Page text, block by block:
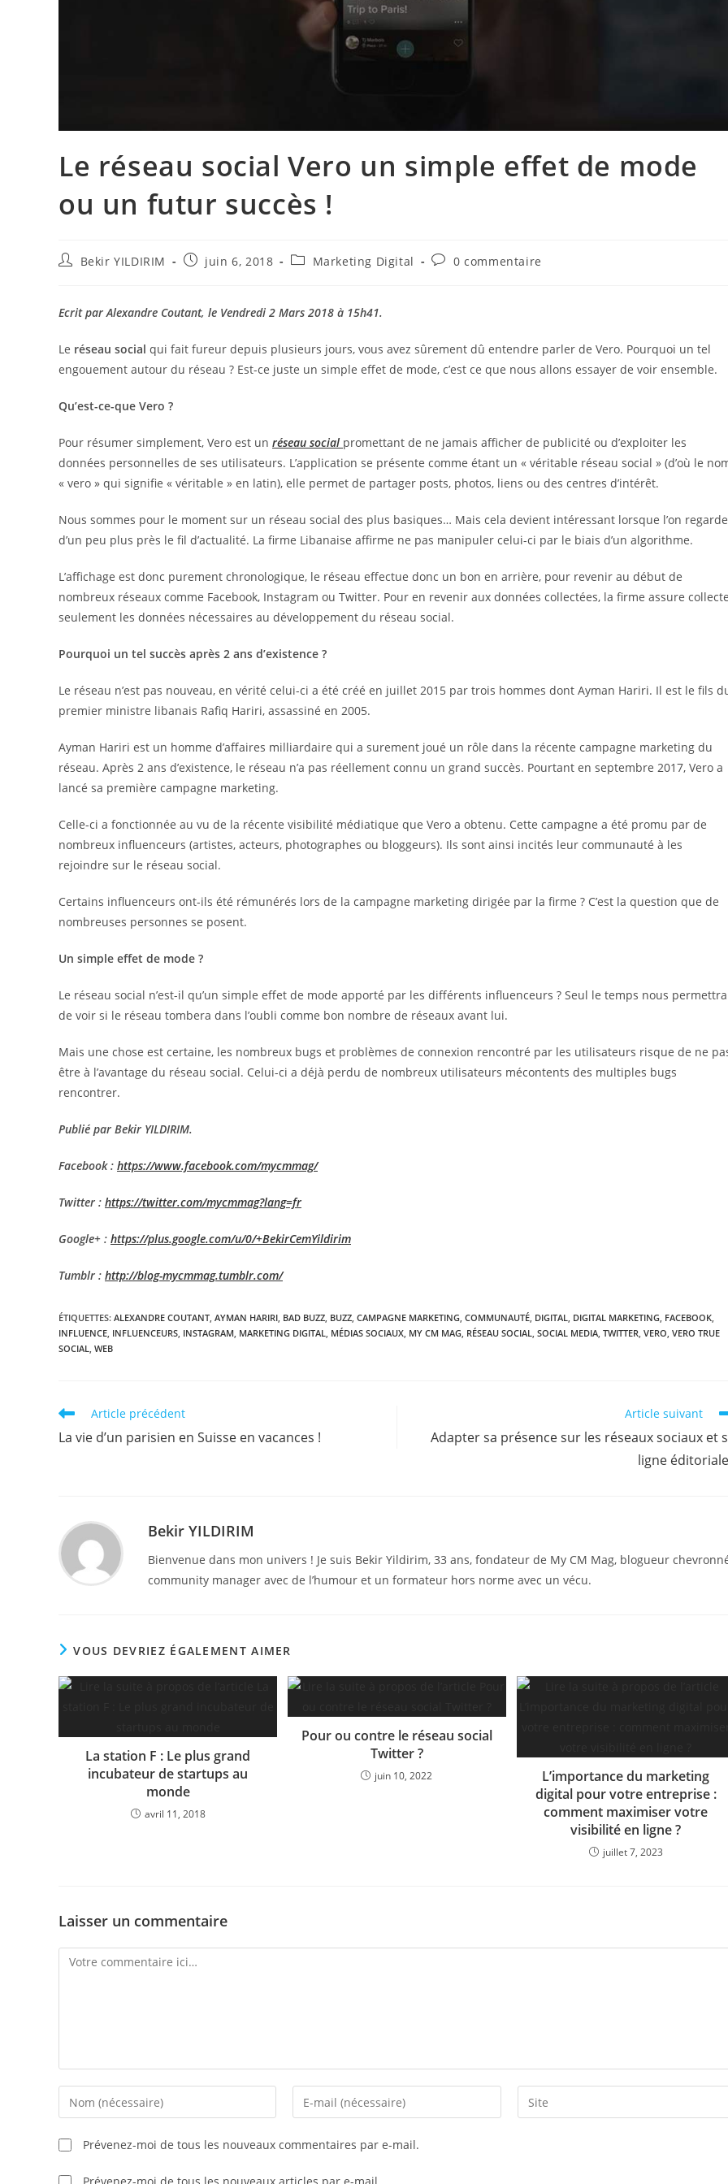
Le réseau social Vero un simple effet de mode
ou un futur succès !
Auteur/autrice
publication :
Bekir YILDIRIM
Publication
juin 6, 2018
PostMarketing Digital
Commentaires
0 commentaire
Ecrit par Alexandre Coutant, le Vendredi 2 Mars 2018 à 15h41.
Le réseau social qui fait fureur depuis plusieurs jours, vous avez sûrement dû entendre parler de Vero. Pourquoi un tel
engouement autour du réseau ? Est-ce juste un simple effet de mode, c’est ce que nous allons essayer de voir ensemble.
Qu’est-ce-que Vero ?
Pour résumer simplement, Vero est un réseau social promettant de ne jamais afficher de publicité ou d’exploiter les
données personnelles de ses utilisateurs. L’application se présente comme étant un « véritable réseau social » (d’où le
« vero » qui signifie « véritable » en latin), elle permet de partager posts, photos, liens ou des centres d’intérêt.
Nous sommes pour le moment sur un réseau social des plus basiques… Mais cela devient intéressant lorsque l’on regarde
d’un peu plus près le fil d’actualité. La firme Libanaise affirme ne pas manipuler celui-ci par le biais d’un algorithme.
L’affichage est donc purement chronologique, le réseau effectue donc un bon en arrière, pour revenir au début de
nombreux réseaux comme Facebook, Instagram ou Twitter. Pour en revenir aux données collectées, la firme assure
seulement les données nécessaires au développement du réseau social.
Pourquoi un tel succès après 2 ans d’existence ?
Le réseau n’est pas nouveau, en vérité celui-ci a été créé en juillet 2015 par trois hommes dont Ayman Hariri. Il est le fils
premier ministre libanais Rafiq Hariri, assassiné en 2005.
Ayman Hariri est un homme d’affaires milliardaire qui a surement joué un rôle dans la récente campagne marketing du
réseau. Après 2 ans d’existence, le réseau n’a pas réellement connu un grand succès. Pourtant en septembre 2017, Vero a
lancé sa première campagne marketing.
Celle-ci a fonctionnée au vu de la récente visibilité médiatique que Vero a obtenu. Cette campagne a été promu par de
nombreux influenceurs (artistes, acteurs, photographes ou bloggeurs). Ils sont ainsi incités leur communauté à les
rejoindre sur le réseau social.
Certains influenceurs ont-ils été rémunérés lors de la campagne marketing dirigée par la firme ? C’est la question que de
nombreuses personnes se posent.
Un simple effet de mode ?
Le réseau social n’est-il qu’un simple effet de mode apporté par les différents influenceurs ? Seul le temps nous permettra
de voir si le réseau tombera dans l’oubli comme bon nombre de réseaux avant lui.
Mais une chose est certaine, les nombreux bugs et problèmes de connexion rencontré par les utilisateurs risque de ne
être à l’avantage du réseau social. Celui-ci a déjà perdu de nombreux utilisateurs mécontents des multiples bugs
rencontrer.
Publié par Bekir YILDIRIM.
Facebook : https://www.facebook.com/mycmmag/
Twitter : https://twitter.com/mycmmag?lang=fr
Google+ : https://plus.google.com/u/0/+BekirCemYildirim
Tumblr : http://blog-mycmmag.tumblr.com/
ÉTIQUETTES: ALEXANDRE COUTANT, AYMAN HARIRI, BAD BUZZ, BUZZ, CAMPAGNE MARKETING, COMMUNAUTÉ, DIGITAL, DIGITAL MARKETING, FACEBOOK,
INFLUENCE, INFLUENCEURS, INSTAGRAM, MARKETING DIGITAL, MÉDIAS SOCIAUX, MY CM MAG, RÉSEAU SOCIAL, SOCIAL MEDIA, TWITTER, VERO, VERO TRUE
SOCIAL, WEB
Read
articles
Article précédent
La vie d’un parisien en Suisse en vacances !
Article suivant
Adapter sa présence sur les réseaux sociaux et
ligne
Bekir YILDIRIM
Bienvenue dans mon univers ! Je suis Bekir Yildirim, 33 ans, fondateur de My CM Mag, blogueur
community manager avec de l’humour et un formateur hors norme avec un vécu.
VOUS DEVRIEZ ÉGALEMENT AIMER
La station F : Le plus grand
incubateur de startups au
monde
avril 11, 2018
Pour ou contre le réseau social
Twitter ?
juin 10, 2022
L’importance du marketing
digital pour votre entreprise :
comment maximiser votre
visibilité en ligne ?
juillet 7, 2023
Laisser un commentaire
Comment
Enter
your
name
or
username
Enter
your
to
Saisir
l’URL
Prévenez-moi de tous les nouveaux commentaires par e-mail.